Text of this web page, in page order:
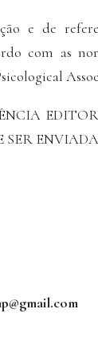
e de
com as
SER